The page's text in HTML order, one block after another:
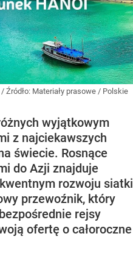
/ Źródło: Materiały prasowe / Polskie
wyjątkowym
z najciekawszych
świecie. Rosnące
do Azji znajduje
rozwoju siatki
przewoźnik, który
rejsy
ofertę o całoroczne